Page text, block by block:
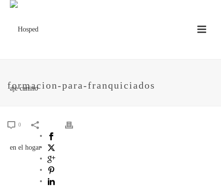
formacion-para-franquiciados
0